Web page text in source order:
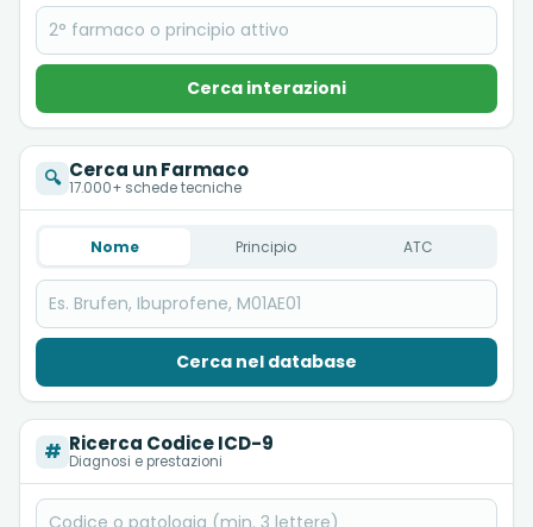
Cerca interazioni
🔍 Cerca un Farmaco
17.000+ schede tecniche
Nome Principio ATC
Cerca nel database
# Ricerca Codice ICD-9
Diagnosi e prestazioni